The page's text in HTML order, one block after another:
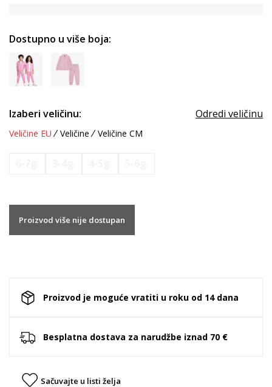
Dostupno u više boja:
Izaberi veličinu: Odredi veličinu
Veličine EU Veličine Veličine CM
Proizvod više nije dostupan
Proizvod je moguće vratiti u roku od 14 dana
Besplatna dostava za narudžbe iznad 70 €
Sačuvajte u listi želja